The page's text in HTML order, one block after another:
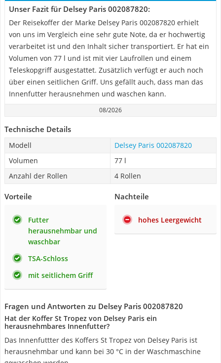
Unser Fazit für Delsey Paris 002087820:
Der Reisekoffer der Marke Delsey Paris 002087820 erhielt
von uns im Vergleich eine sehr gute Note, da er hochwertig
verarbeitet ist und den Inhalt sicher transportiert. Er hat ein
Volumen von 77 l und ist mit vier Laufrollen und einem
Teleskopgriff ausgestattet. Zusätzlich verfügt er auch noch
über einen seitlichen Griff. Uns gefällt auch, dass man das
Innenfutter herausnehmen und waschen kann.
08/2026
Technische Details
Modell
Delsey Paris 002087820
Volumen
77 l
Anzahl der Rollen
4 Rollen
Vorteile
Futter
herausnehmbar und
waschbar
TSA-Schloss
mit seitlichem Griff
Nachteile
hohes Leergewicht
Fragen und Antworten zu Delsey Paris 002087820
Hat der Koffer St Tropez von Delsey Paris ein
herausnehmbares Innenfutter?
Das Innenfuttter des Koffers St Tropez von Delsey Paris ist
herausnehmbar und kann bei 30 °C in der Waschmaschine